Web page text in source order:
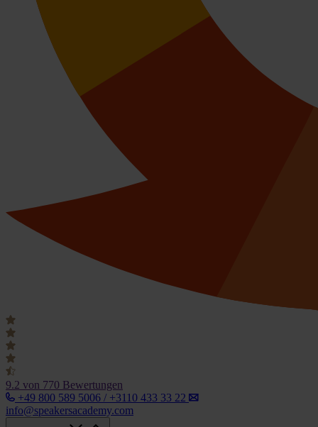
9.2 von 770 Bewertungen
+49 800 589 5006 / +3110 433 33 22
info@speakersacademy.com